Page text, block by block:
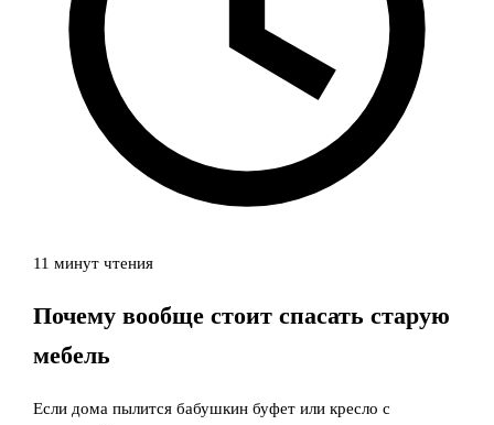
11 минут чтения
Почему вообще стоит спасать старую
мебель
Если дома пылится бабушкин буфет или кресло с